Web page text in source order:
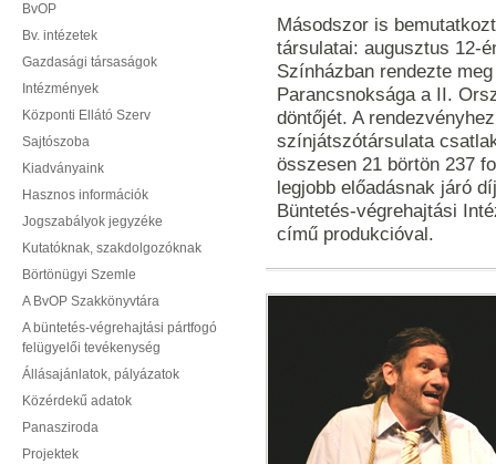
BvOP
Bv. intézetek
Gazdasági társaságok
Intézmények
Központi Ellátó Szerv
Sajtószoba
Kiadványaink
Hasznos információk
Jogszabályok jegyzéke
Kutatóknak, szakdolgozóknak
Börtönügyi Szemle
A BvOP Szakkönyvtára
A büntetés-végrehajtási pártfogó
felügyelői tevékenység
Állásajánlatok, pályázatok
Közérdekű adatok
Panasziroda
Projektek
Másodszor is
társulatai: augusztus 12-
Színházban rendezte
Parancsnoksága a II.
döntőjét. A
színjátszótársulata
összesen 21 börtön 237
legjobb előadásnak járó
Büntetés-végrehajtási
című produkcióval.